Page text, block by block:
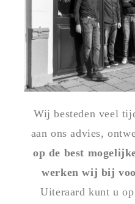
Wij besteden veel
aan ons advies,
op de best
werken wij bij
Uiteraard kunt u